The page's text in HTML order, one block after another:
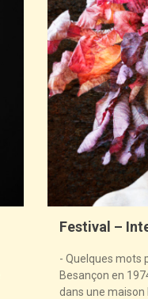
Festival –
- Quelques mots
Besançon en
dans une maison